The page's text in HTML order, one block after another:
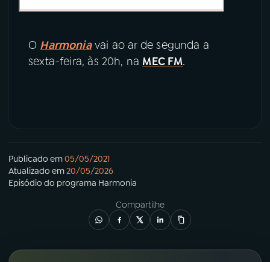
O Harmoniavai ao ar de segunda a
sexta-feira, às 20h, na MEC FM.
Publicado em05/05/2021
Atualizado em20/05/2026
Episódio do programa Harmonia
Compartilhe